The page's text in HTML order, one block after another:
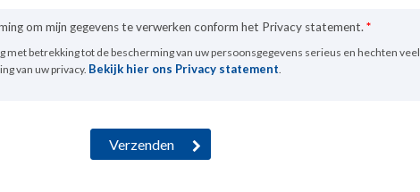
om mijn gegevens te verwerken conform het Privacy statement. *
met betrekking tot de bescherming van uw persoonsgegevens serieus en hechten veel
van uw privacy. Bekijk hier ons Privacy statement.